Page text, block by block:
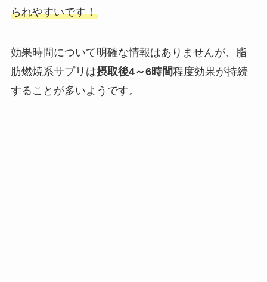
られやすいです！
効果時間について明確な情報はありませんが、脂
肪燃焼系サプリは摂取後4～6時間程度効果が持続
することが多いようです。